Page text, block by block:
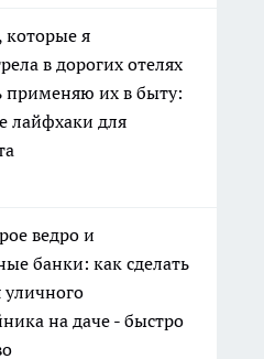
которые я
в дорогих отелях
применяю их в быту:
лайфхаки для
ведро и
банки: как сделать
уличного
на даче - быстро